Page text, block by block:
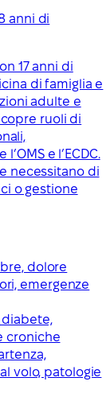
anni di
17 anni di
di famiglia e
adulte e
ruoli di
e l’ECDC.
necessitano di
o gestione
dolore
emergenze
diabete,
croniche
volo, patologie